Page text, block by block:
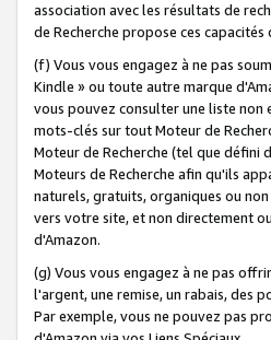
association avec les résultats de
de Recherche propose ces capacités
(f) Vous vous engagez à ne pas
Kindle » ou toute autre marque
vous pouvez consulter une liste non
mots-clés sur tout Moteur de
Moteur de Recherche (tel que défini
Moteurs de Recherche afin qu'ils
naturels, gratuits, organiques ou
vers votre site, et non directement
d'Amazon.
(g) Vous vous engagez à ne pas
l'argent, une remise, un rabais, des
Par exemple, vous ne pouvez pas